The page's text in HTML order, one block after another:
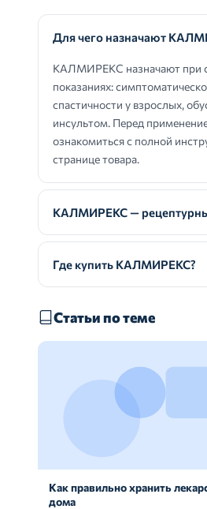
Для чего назначают
КАЛМИРЕКС назначают при
показаниях:
спастичности у взрослых,
инсультом. Перед
ознакомиться с полной
странице товара.
КАЛМИРЕКС —
Где купить КАЛМИРЕКС?
Статьи по теме
Как правильно хранить
дома